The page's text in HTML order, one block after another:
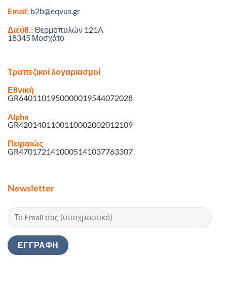
Email: b2b@eqvus.gr
Διεύθ.:Θερμοπυλών 121A
18345 Μοσχάτο
Τραπεζικοί λογαριασμοί
Εθνική
GR6401101950000019544072028
Alpha
GR4201401100110002002012109
Πειραιώς
GR4701721410005141037763307
Newsletter